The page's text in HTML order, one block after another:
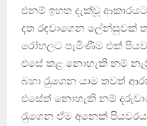
එනම් ඉහත දැක්වූ
දත රඳවාගෙන ලේන්සුවක්
රෝහලට පැමිණීම එක්
එසේ කළ නොහැකි නම්
බහා රැුගෙන යාම තවත්
එසේත් නොහැකි නම්
රැුගෙන ඒම අනෙක් පියවරය.